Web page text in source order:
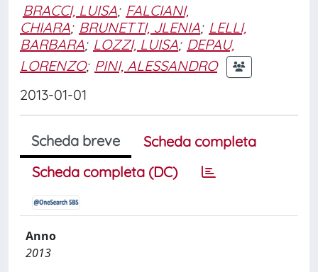
BRACCI, LUISA; FALCIANI,
CHIARA; BRUNETTI, JLENIA; LELLI,
BARBARA; LOZZI, LUISA; DEPAU,
LORENZO; PINI, ALESSANDRO
2013-01-01
Scheda breve
Scheda completa
Scheda completa (DC)
Anno
2013